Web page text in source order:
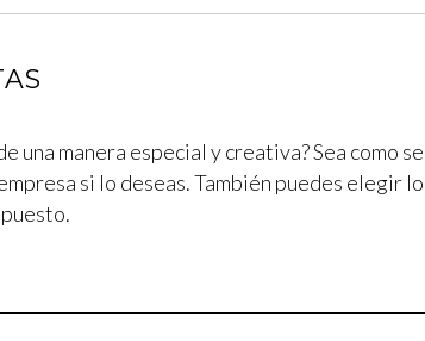
manera especial y creativa? Sea como
si lo deseas. También puedes elegir